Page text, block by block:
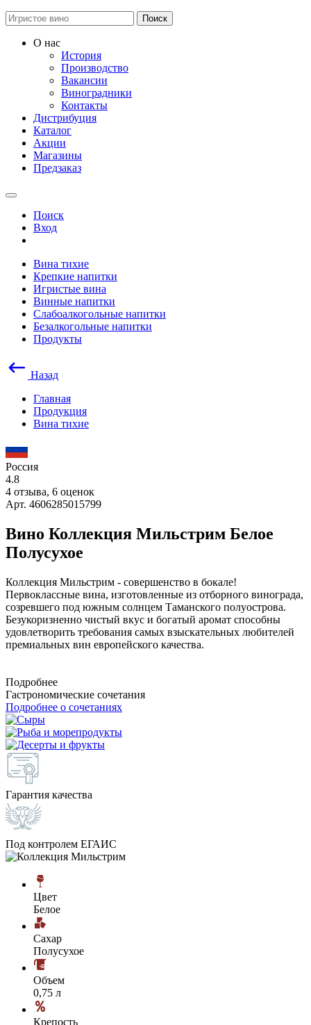
Поиск
О нас
История
Производство
Вакансии
Виноградники
Контакты
Дистрибуция
Каталог
Акции
Магазины
Предзаказ
Поиск
Вход
Вина тихие
Крепкие напитки
Игристые вина
Винные напитки
Слабоалкогольные напитки
Безалкогольные напитки
Продукты
Назад
Главная
Продукция
Вина тихие
Россия
4.8
4 отзыва, 6 оценок
Арт. 4606285015799
Вино Коллекция Мильстрим Белое
Полусухое
Коллекция Мильстрим - совершенство в бокале!
Первоклассные вина, изготовленные из отборного винограда,
созревшего под южным солнцем Таманского полуострова.
Безукоризненно чистый вкус и богатый аромат способны
удовлетворить требования самых взыскательных любителей
премиальных вин европейского качества.
Подробнее
Гастрономические сочетания
Подробнее о сочетаниях
Гарантия качества
Под контролем ЕГАИС
Цвет
Белое
Сахар
Полусухое
Объем
0,75 л
Крепость